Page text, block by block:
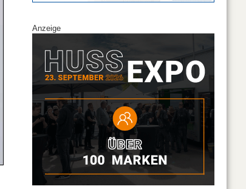
Anzeige